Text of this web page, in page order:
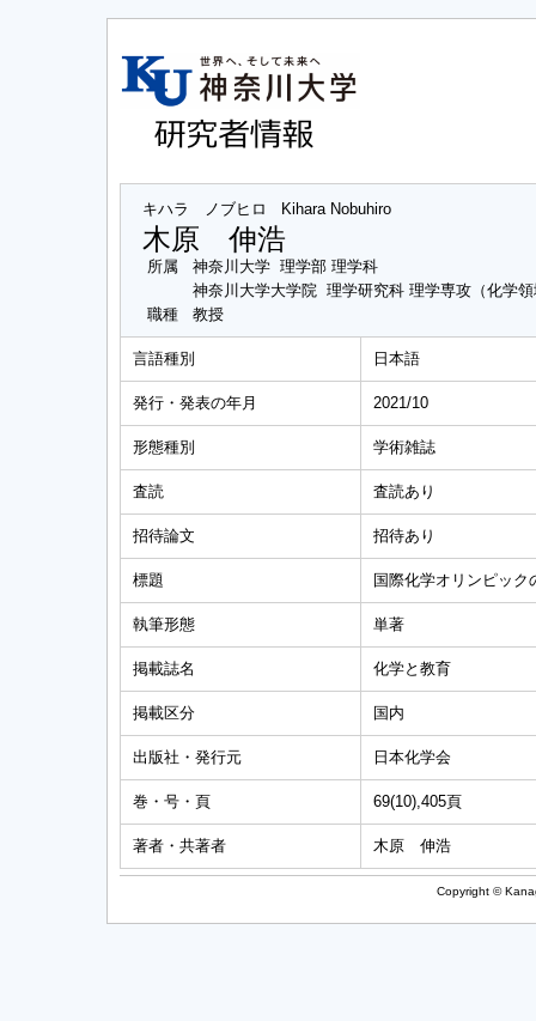
キハラ ノブヒロ Kihara Nobuhiro
木原 伸浩
所属
神奈川大学 理学部 理学科
神奈川大学大学院 理学研究科 理学専攻（化学
職種
教授
言語種別 日本語
発行・発表の年月 2021/10
形態種別 学術雑誌
査読 査読あり
招待論文 招待あり
標題 国際化学オリンピック
執筆形態 単著
掲載誌名 化学と教育
掲載区分 国内
出版社・発行元 日本化学会
巻・号・頁 69(10),405頁
著者・共著者 木原 伸浩
Copyright ©